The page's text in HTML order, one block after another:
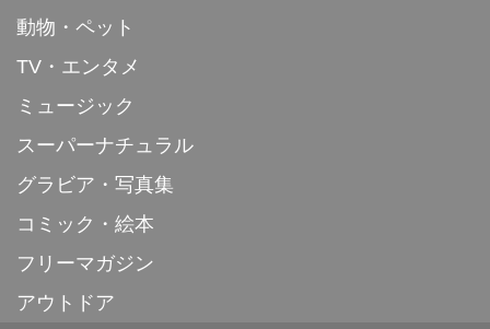
動物・ペット
TV・エンタメ
ミュージック
スーパーナチュラル
グラビア・写真集
コミック・絵本
フリーマガジン
アウトドア